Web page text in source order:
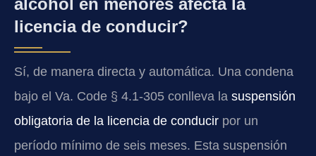
alcohol en menores afecta la
licencia de conducir?
Sí, de manera directa y automática. Una condena
bajo el Va. Code § 4.1-305 conlleva la suspensión
obligatoria de la licencia de conducir por un
período mínimo de seis meses. Esta suspensión